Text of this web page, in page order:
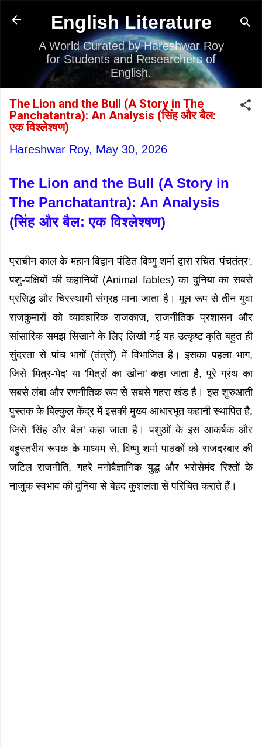
Skip to main content
English Literature
A World Curated by Hareshwar Roy
for Students and Researchers of
English.
The Lion and the Bull (A Story in The
Panchatantra): An Analysis (सिंह और बैल:
एक विश्लेश्षण)
Hareshwar Roy, May 30, 2026
The Lion and the Bull (A Story in
The Panchatantra): An Analysis
(सिंह और बैल: एक विश्लेश्षण)
प्राचीन काल के महान विद्वान पंडित विष्णु शर्मा द्वारा रचित 'पंचतंत्र',
पशु-पक्षियों की कहानियों (Animal fables) का दुनिया का सबसे
प्रसिद्ध और चिरस्थायी संग्रह माना जाता है। मूल रूप से तीन युवा
राजकुमारों को व्यावहारिक राजकाज, राजनीतिक प्रशासन और
सांसारिक समझ सिखाने के लिए लिखी गई यह उत्कृष्ट कृति बहुत ही
सुंदरता से पांच भागों (तंत्रों) में विभाजित है। इसका पहला भाग,
जिसे 'मित्र-भेद' या 'मित्रों का खोना' कहा जाता है, पूरे ग्रंथ का
सबसे लंबा और रणनीतिक रूप से सबसे गहरा खंड है। इस शुरुआती
पुस्तक के बिल्कुल केंद्र में इसकी मुख्य आधारभूत कहानी स्थापित है,
जिसे 'सिंह और बैल' कहा जाता है। पशुओं के इस आकर्षक और
बहुस्तरीय रूपक के माध्यम से, विष्णु शर्मा पाठकों को राजदरबार की
जटिल राजनीति, गहरे मनोवैज्ञानिक युद्ध और भरोसेमंद रिश्तों के
नाजुक स्वभाव की दुनिया से बेहद कुशलता से परिचित कराते हैं।